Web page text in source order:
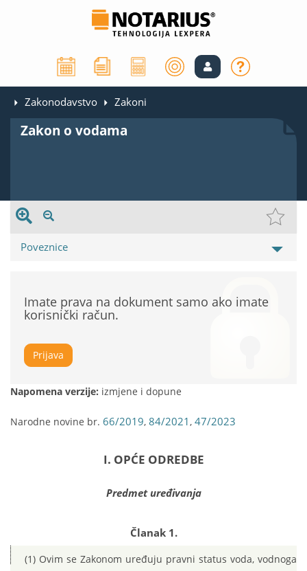
Zakonodavstvo Zakoni
Zakon o vodama
Poveznice
Imate prava na dokument samo ako imate
korisnički račun.
Prijava
Napomena verzije: izmjene i dopune
Narodne novine br. 66/2019, 84/2021, 47/2023
I. OPĆE ODREDBE
Predmet uređivanja
Članak 1.
(1) Ovim se Zakonom uređuju pravni status voda, vodnoga